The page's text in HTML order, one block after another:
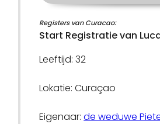
Registers van Curacao:
Start Registratie van
Leeftijd: 32
Lokatie: Curaçao
Eigenaar:de weduwe